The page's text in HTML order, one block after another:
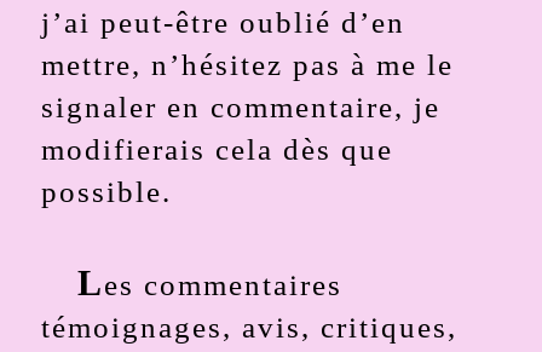
j’ai peut-être oublié d’en
mettre, n’hésitez pas à me le
signaler en commentaire, je
modifierais cela dès que
possible.
Les commentaires
témoignages, avis, critiques,